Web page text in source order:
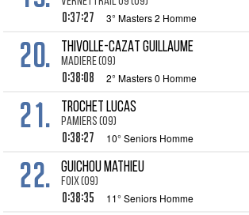
0:37:27 3° Masters 2 Homme
20. THIVOLLE-CAZAT Guillaume
MADIERE (09)
0:38:08 2° Masters 0 Homme
21. TROCHET Lucas
PAMIERS (09)
0:38:27 10° Seniors Homme
22. GUICHOU Mathieu
FOIX (09)
0:38:35 11° Seniors Homme